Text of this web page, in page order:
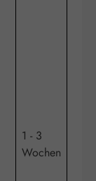
1 - 3
Wochen